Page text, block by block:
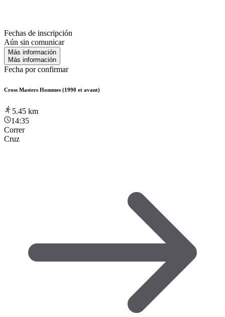
Fechas de inscripción
Aún sin comunicar
Más información
Más información
Fecha por confirmar
Cross Masters Hommes (1990 et avant)
5.45 km
14:35
Correr
Cruz